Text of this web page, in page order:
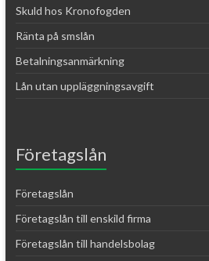
Skuld hos Kronofogden
Ränta på smslån
Betalningsanmärkning
Lån utan uppläggningsavgift
Företagslån
Företagslån
Företagslån till enskild firma
Företagslån till handelsbolag